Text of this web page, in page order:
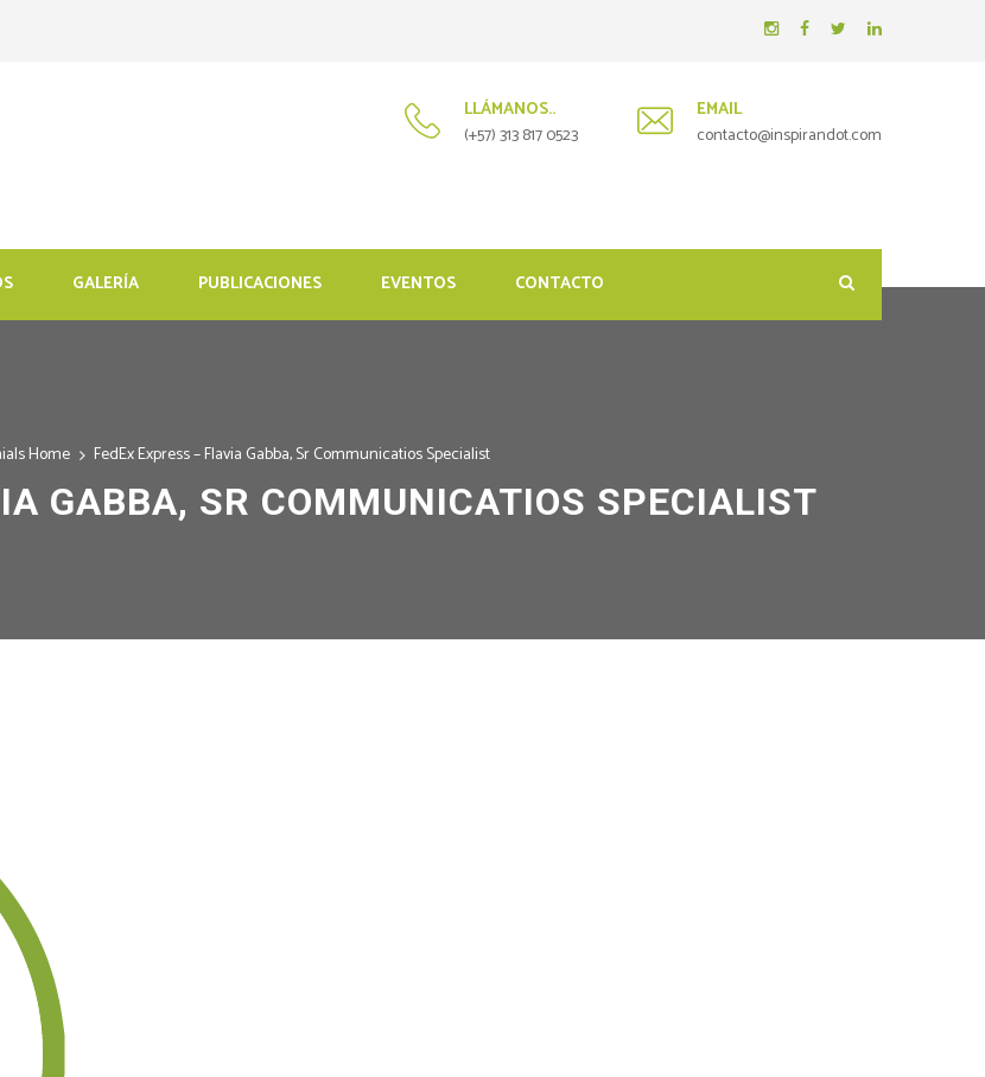
LLÁMANOS..
(+57) 313 817 0523
EMAIL
contacto@inspirandot.com
GALERÍA PUBLICACIONES EVENTOS CONTACTO
Home FedEx Express – Flavia Gabba, Sr Communicatios Specialist
GABBA, SR COMMUNICATIOS SPECIALIST